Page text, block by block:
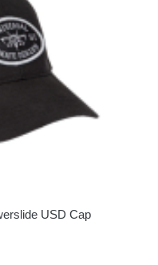
USD Cap